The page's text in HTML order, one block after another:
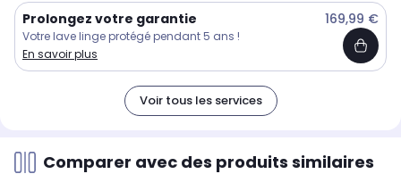
Prolongez votre garantie 169,99 €
Votre lave linge protégé pendant 5 ans !
En savoir plus
Voir tous les services
Comparer avec des produits similaires